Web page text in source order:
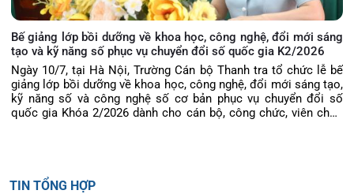
Bế giảng lớp bồi dưỡng về khoa học, công nghệ, đổi mới sáng
tạo và kỹ năng số phục vụ chuyển đổi số quốc gia K2/2026
Ngày 10/7, tại Hà Nội, Trường Cán bộ Thanh tra tổ chức lễ bế
giảng lớp bồi dưỡng về khoa học, công nghệ, đổi mới sáng tạo,
kỹ năng số và công nghệ số cơ bản phục vụ chuyển đổi số
quốc gia Khóa 2/2026 dành cho cán bộ, công chức, viên chức
TIN TỔNG HỢP